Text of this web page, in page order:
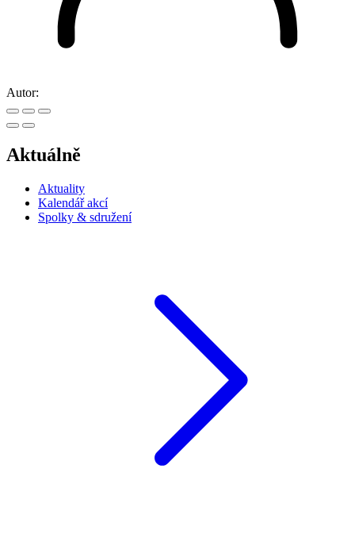
Autor:
Aktuálně
Aktuality
Kalendář akcí
Spolky & sdružení